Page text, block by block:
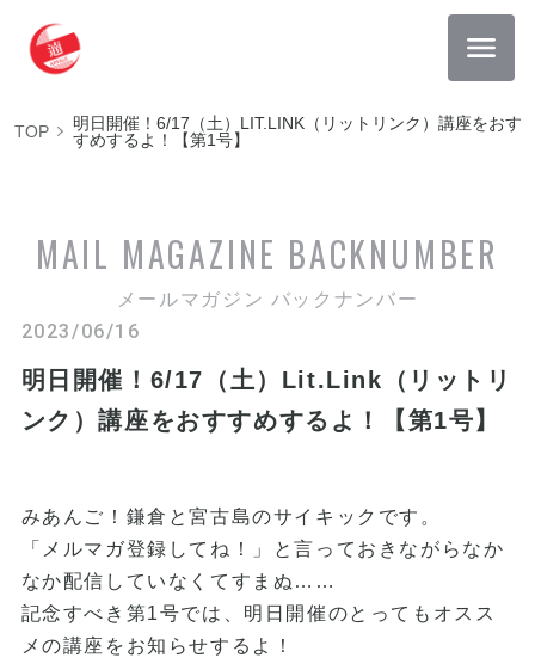
TOP
明日開催！6/17（土）LIT.LINK（リットリンク）講座をおす
すめするよ！【第1号】
MAIL MAGAZINE BACKNUMBER
メールマガジン バックナンバー
2023/06/16
明日開催！6/17（土）Lit.Link（リットリ
ンク）講座をおすすめするよ！【第1号】
みあんご！鎌倉と宮古島のサイキックです。
「メルマガ登録してね！」と言っておきながらなか
なか配信していなくてすまぬ……
記念すべき第1号では、明日開催のとってもオスス
メの講座をお知らせするよ！